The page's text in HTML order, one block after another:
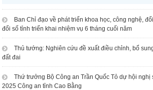
Ban Chỉ đạo về phát triển khoa học, công nghệ,
đổi số tỉnh triển khai nhiệm vụ 6 tháng cuối năm
Thủ tướng: Nghiên cứu đề xuất điều chỉnh, bổ
đất đai
Thứ trưởng Bộ Công an Trần Quốc Tỏ dự hội nghị
2025 Công an tỉnh Cao Bằng